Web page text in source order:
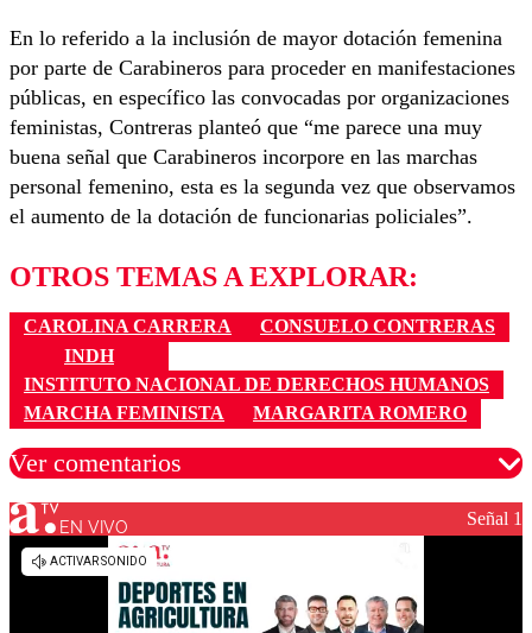
En lo referido a la inclusión de mayor dotación femenina
por parte de Carabineros para proceder en manifestaciones
públicas, en específico las convocadas por organizaciones
feministas, Contreras planteó que “me parece una muy
buena señal que Carabineros incorpore en las marchas
personal femenino, esta es la segunda vez que observamos
el aumento de la dotación de funcionarias policiales”.
OTROS TEMAS A EXPLORAR:
CAROLINA CARRERA
CONSUELO CONTRERAS
INDH
INSTITUTO NACIONAL DE DERECHOS HUMANOS
MARCHA FEMINISTA
MARGARITA ROMERO
Ver comentarios
Los comentarios son moderados para garantizar un
EN VIVO Señal 1